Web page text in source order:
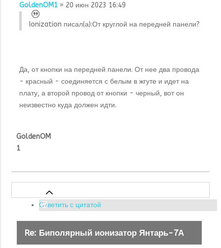
GoldenOM1 » 20 июн 2023 16:49
Ionization писал(а):От круглой на передней панели?
Да, от кнопки на передней панели. От нее два провода
- красный - соединяется с белым в жгуте и идет на
плату, а второй провод от кнопки - черный, вот он
неизвестно куда должен идти.
GoldenOM
1
Ответить с цитатой
Re: Биполярный ионизатор Янтарь-7А